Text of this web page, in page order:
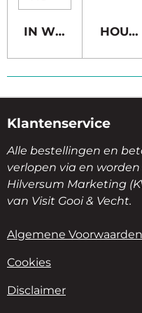
IN WINKELWAGEN
HOUD
Klantenservice
Alle bestellingen en
verlopen via en
Hilversum Marketing
van Visit Gooi & Vecht.
Algemene
Cookies
Disclaimer